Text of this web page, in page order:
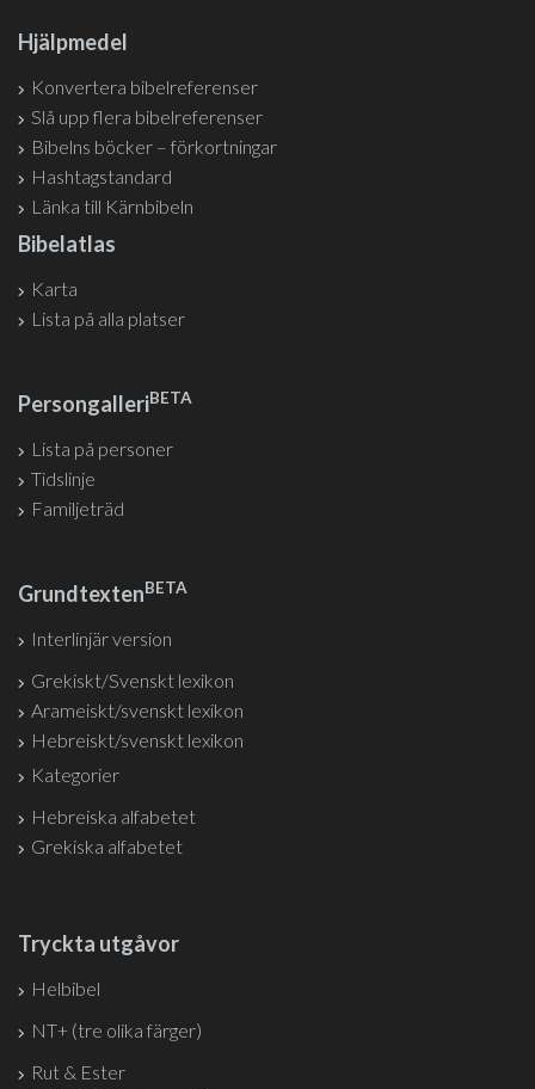
Hjälpmedel
Konvertera bibelreferenser
Slå upp flera bibelreferenser
Bibelns böcker – förkortningar
Hashtagstandard
Länka till Kärnbibeln
Bibelatlas
Karta
Lista på alla platser
PersongalleriBETA
Lista på personer
Tidslinje
Familjeträd
GrundtextenBETA
Interlinjär version
Grekiskt/Svenskt lexikon
Arameiskt/svenskt lexikon
Hebreiskt/svenskt lexikon
Kategorier
Hebreiska alfabetet
Grekiska alfabetet
Tryckta utgåvor
Helbibel
NT+ (tre olika färger)
Rut & Ester